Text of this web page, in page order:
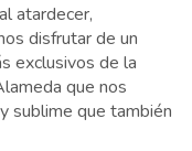
atardecer,
disfrutar de un
exclusivos de la
que nos
sublime que también